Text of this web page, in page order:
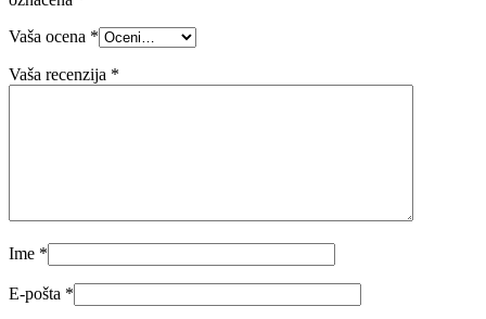
Vaša ocena *
Vaša recenzija *
Ime *
E-pošta *